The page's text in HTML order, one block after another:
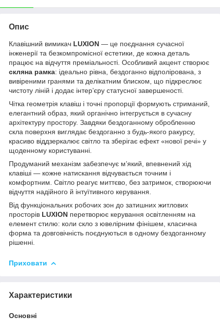
Опис
Клавішний вимикач LUXION — це поєднання сучасної
інженерії та безкомпромісної естетики, де кожна деталь
працює на відчуття преміальності. Особливий акцент створює
скляна рамка: ідеально рівна, бездоганно відполірована, з
вивіреними гранями та делікатним блиском, що підкреслює
чистоту ліній і додає інтер’єру статусної завершеності.
Чітка геометрія клавіш і точні пропорції формують стриманий,
елегантний образ, який органічно інтегрується в сучасну
архітектуру простору. Завдяки бездоганному обробленню
скла поверхня виглядає бездоганно з будь-якого ракурсу,
красиво віддзеркалює світло та зберігає ефект «нової речі» у
щоденному користуванні.
Продуманий механізм забезпечує м’який, впевнений хід
клавіші — кожне натискання відчувається точним і
комфортним. Світло реагує миттєво, без затримок, створюючи
відчуття надійного й інтуїтивного керування.
Від функціональних робочих зон до затишних житлових
просторів LUXION перетворює керування освітленням на
елемент стилю: коли скло з ювелірним фінішем, класична
форма та довговічність поєднуються в одному бездоганному
рішенні.
Приховати
Характеристики
Основні